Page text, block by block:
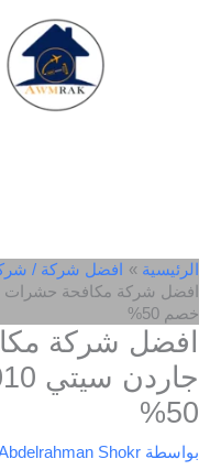
الرئيسية
افضل شركة /
خصم 50%
افضل شركة
50%
بواسطة Shokr